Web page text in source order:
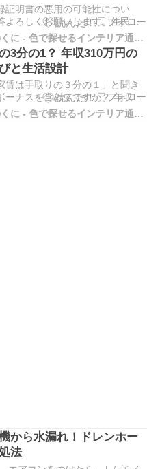
証明書の悪用の可能性につい
よろしくお願いします。住民票
用のカードを紛失しました。カ
民票、印鑑証明それぞれの発行
を書いたメモも入れてしまって
失に気づかず、この度使用する
…
いろのくに - 色で探せるインテリア通販サイト
3分の1？ 年収310万円の
と生活設計
賃は手取りの３分の１」と聞き
ーナスを含めてですか？ 年収３
を１２ヶ月で割ると２６万円
と２２万ぐらい。年収（ボーナ
いろのくに - 色で探せるインテリア通販サイト
から水漏れ！ドレンホー
法